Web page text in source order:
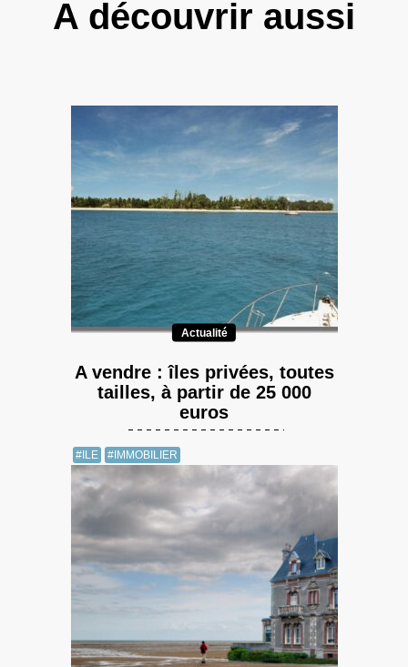
A découvrir aussi
Actualité
A vendre : îles privées, toutes
tailles, à partir de 25 000
euros
#ILE #IMMOBILIER